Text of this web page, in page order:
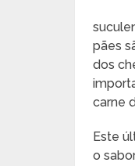
pães
dos
carne
Este
o